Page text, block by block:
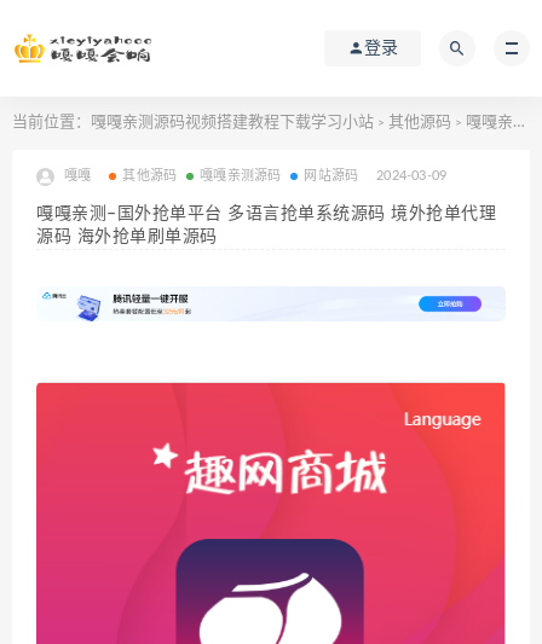
登录
当前位置： 嘎嘎亲测源码视频搭建教程下载学习小站 > 其他源码 > 嘎嘎亲测–国外抢单平台 多语言抢单系统源码 境外抢单代理源码 海外抢单刷单源码
嘎嘎 其他源码 嘎嘎亲测源码 网站源码 2024-03-09
嘎嘎亲测–国外抢单平台 多语言抢单系统源码 境外抢单代理
源码 海外抢单刷单源码